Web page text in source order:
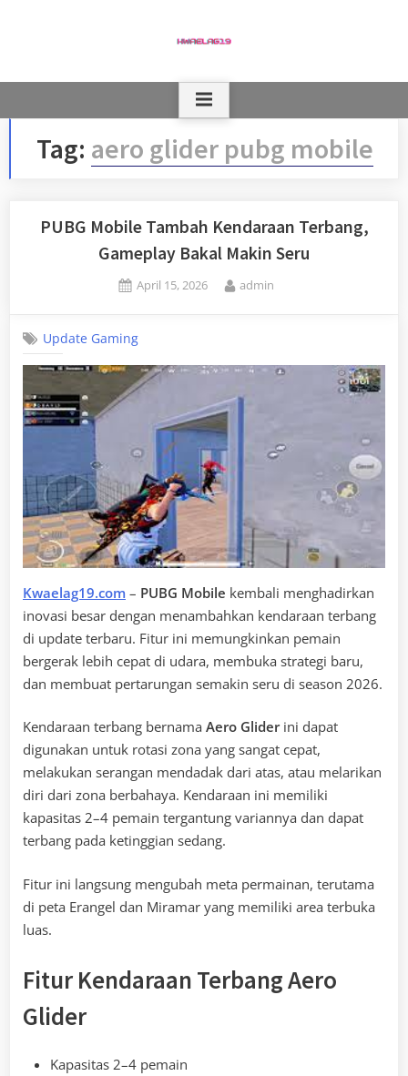
Tag: aero glider pubg mobile
PUBG Mobile Tambah Kendaraan Terbang,
Gameplay Bakal Makin Seru
Posted
April 15, 2026 By
admin
Update Gaming
Kwaelag19.com – PUBG Mobile kembali menghadirkan
inovasi besar dengan menambahkan kendaraan terbang
di update terbaru. Fitur ini memungkinkan pemain
bergerak lebih cepat di udara, membuka strategi baru,
dan membuat pertarungan semakin seru di season 2026.
Kendaraan terbang bernama Aero Gliderini dapat
digunakan untuk rotasi zona yang sangat cepat,
melakukan serangan mendadak dari atas, atau melarikan
diri dari zona berbahaya. Kendaraan ini memiliki
kapasitas 2–4 pemain tergantung variannya dan dapat
terbang pada ketinggian sedang.
Fitur ini langsung mengubah meta permainan, terutama
di peta Erangel dan Miramar yang memiliki area terbuka
luas.
Fitur Kendaraan Terbang Aero
Glider
Kapasitas 2–4 pemain